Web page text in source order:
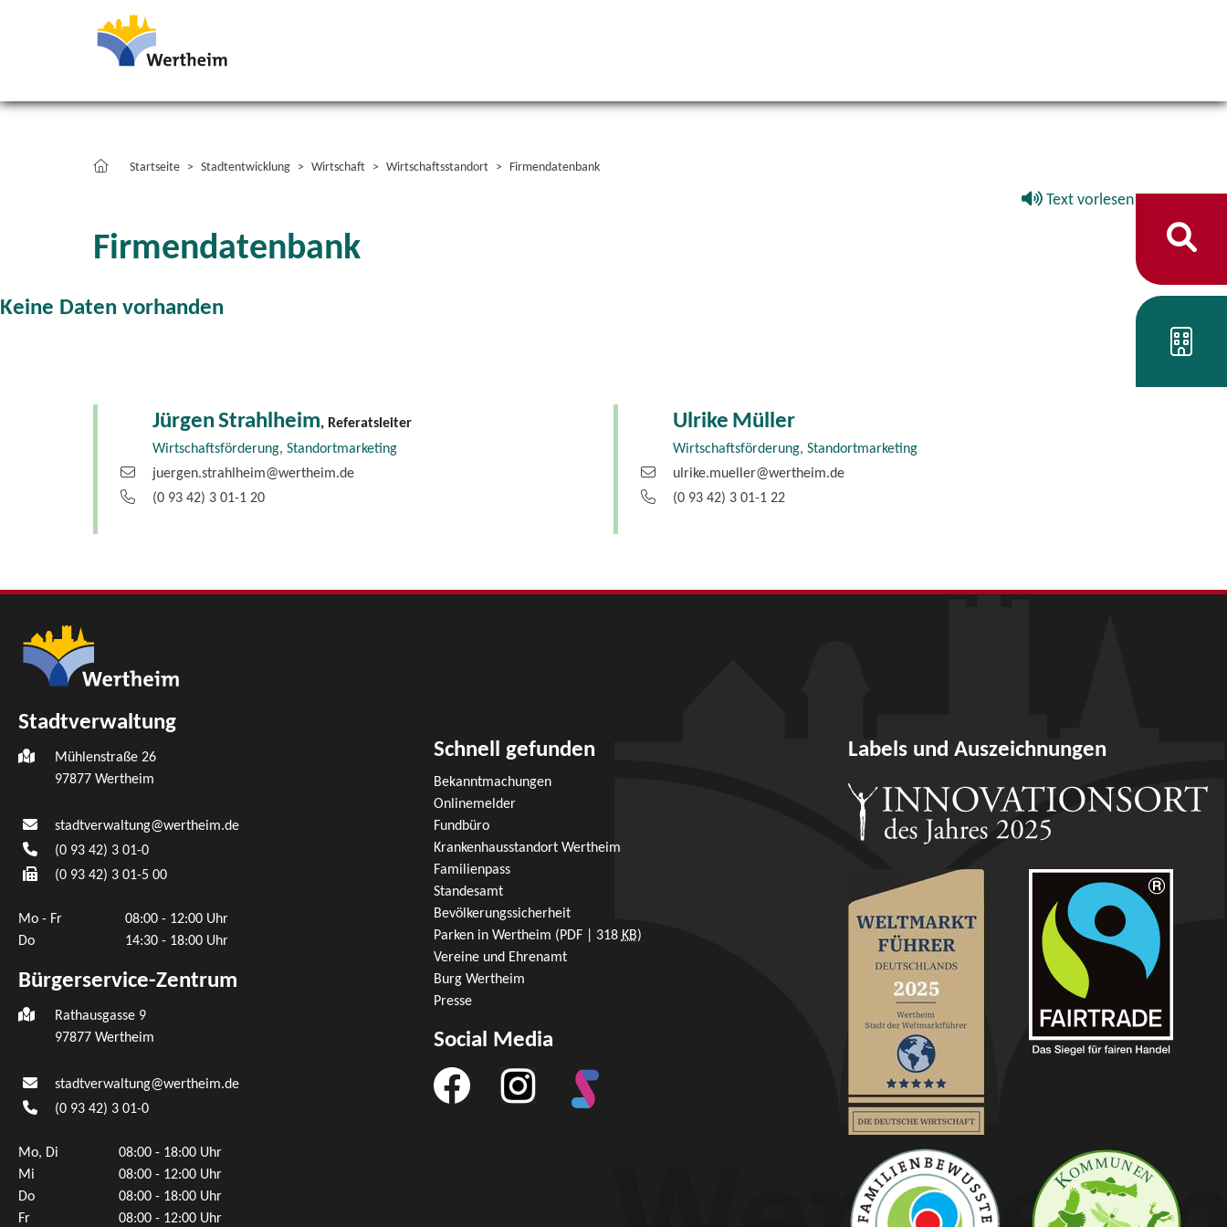
Startseite Stadtentwicklung Wirtschaft Wirtschaftsstandort Firmendatenbank
Text vorlesen
Firmendatenbank
Keine Daten vorhanden
JürgenStrahlheim, Referatsleiter
Wirtschaftsförderung, Standortmarketing
juergen.strahlheim@wertheim.de
(0 93 42) 3 01-1 20
Ulrike Müller
Wirtschaftsförderung, Standortmarketing
ulrike.mueller@wertheim.de
(0 93 42) 3 01-1 22
Stadtverwaltung
Mühlenstraße 26
97877 Wertheim
stadtverwaltung@wertheim.de
(0 93 42) 3 01-0
(0 93 42) 3 01-5 00
Mo - Fr
08:00 - 12:00 Uhr
Do
14:30 - 18:00 Uhr
Bürgerservice-Zentrum
Rathausgasse 9
97877 Wertheim
stadtverwaltung@wertheim.de
(0 93 42) 3 01-0
Mo, Di
08:00 - 18:00 Uhr
Mi
08:00 - 12:00 Uhr
Do
08:00 - 18:00 Uhr
Fr
08:00 - 12:00 Uhr
Schnell gefunden
Bekanntmachungen
Onlinemelder
Fundbüro
Krankenhausstandort Wertheim
Familienpass
Standesamt
Bevölkerungssicherheit
Parken in Wertheim (PDF | 318 KB)
Vereine und Ehrenamt
Burg Wertheim
Presse
Social Media
Labels und Auszeichnungen